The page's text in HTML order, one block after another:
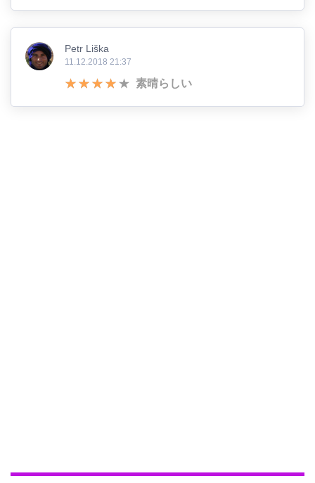
Petr Liška
11.12.2018 21:37
素晴らしい